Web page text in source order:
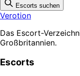
Escorts suchen
Verotion
Das Escort-
Großbritannien.
Escorts